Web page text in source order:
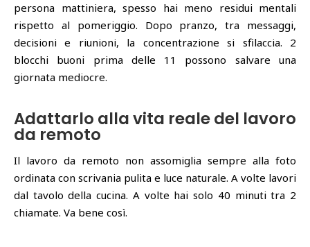
persona mattiniera, spesso hai meno residui mentali
rispetto al pomeriggio. Dopo pranzo, tra messaggi,
decisioni e riunioni, la concentrazione si sfilaccia. 2
blocchi buoni prima delle 11 possono salvare una
giornata mediocre.
Adattarlo alla vita reale del lavoro
da remoto
Il lavoro da remoto non assomiglia sempre alla foto
ordinata con scrivania pulita e luce naturale. A volte lavori
dal tavolo della cucina. A volte hai solo 40 minuti tra 2
chiamate. Va bene così.